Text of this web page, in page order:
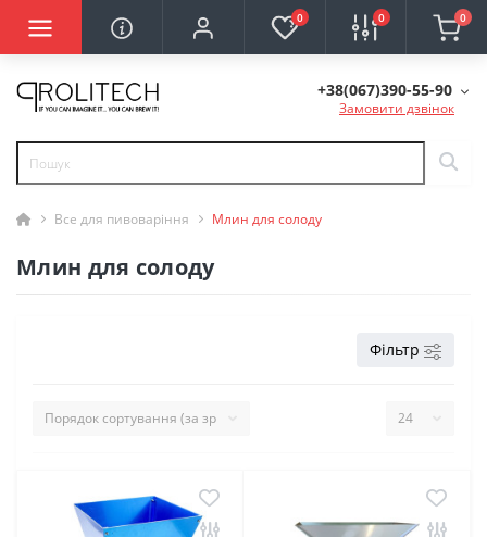
0 0 0
+38(067)390-55-90
Замовити дзвінок
Все для пивоваріння Млин для солоду
Млин для солоду
Фільтр